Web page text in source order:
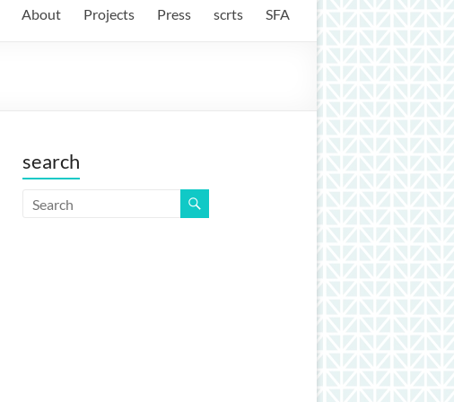
About Projects Press scrts SFA
search